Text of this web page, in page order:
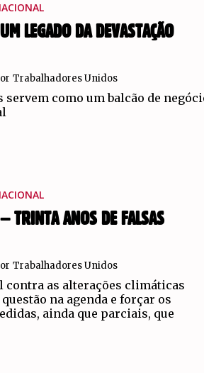
LEGADO DA DEVASTAÇÃO
Trabalhadores Unidos
servem como um balcão de
TRINTA ANOS DE FALSAS
Trabalhadores Unidos
contra as alterações climáticas
na agenda e forçar os
ainda que parciais, que